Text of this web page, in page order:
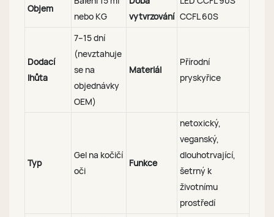
Objem
nebo KG
vytvrzování CCFL 60S
Dodací
lhůta
7–15 dní
(nevztahuje
se na
objednávky
OEM)
Materiál
Přírodní
pryskyřice
Typ
Gel na kočičí
oči
Funkce
netoxický,
veganský,
dlouhotrvající,
šetrný k
životnímu
prostředí